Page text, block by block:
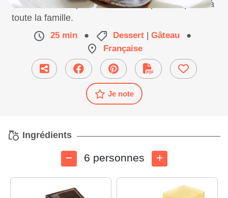
Une recette simple et chocolatée qui vous plaira à
toute la famille.
25 min ● Dessert | Gâteau
●
Française
Je note
Ingrédients
6 personnes